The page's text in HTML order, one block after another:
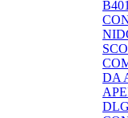
DA